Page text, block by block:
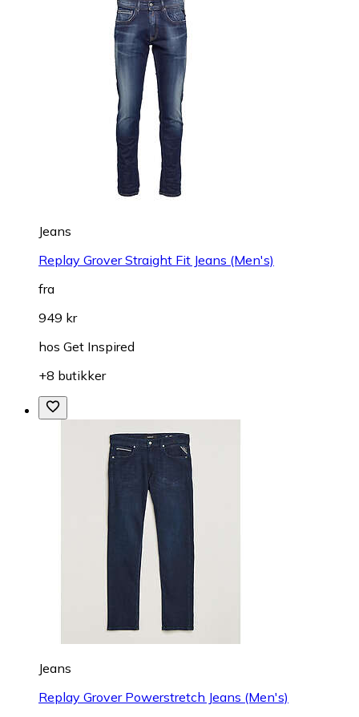
Jeans
Replay Grover Straight Fit Jeans (Men's)
fra
949 kr
hos Get Inspired
+8 butikker
Jeans
Replay Grover Powerstretch Jeans (Men's)